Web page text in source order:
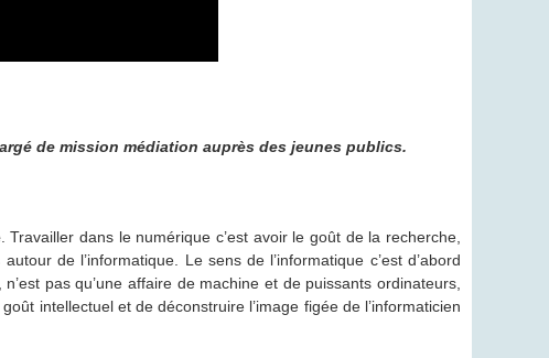
de mission médiation auprès des jeunes publics.
. Travailler dans le numérique c’est avoir le goût de la recherche,
de l’informatique. Le sens de l’informatique c’est d’abord
pas qu’une affaire de machine et de puissants ordinateurs,
intellectuel et de déconstruire l’image figée de l’informaticien